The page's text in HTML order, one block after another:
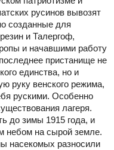
русинов вывозят
созданные для
и Талергоф,
и начавшими работу
пристанище не
единства, но и
руку венского режима,
рускими. Особенно
лагеря.
до зимы 1915 года, и
небом на сырой земле.
насекомых разносили